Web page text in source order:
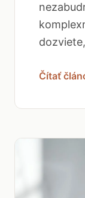
Čítať